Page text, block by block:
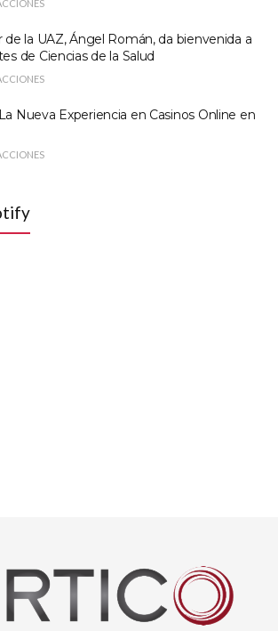
de la UAZ, Ángel Román, da bienvenida a
de Ciencias de la Salud
Nueva Experiencia en Casinos Online en